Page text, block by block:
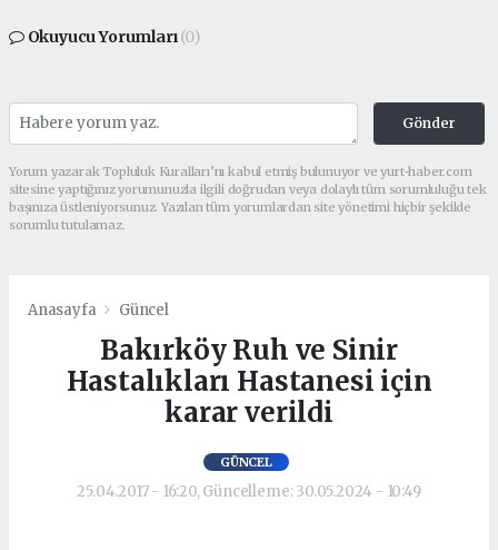
Okuyucu Yorumları(0)
Gönder
Yorum yazarak Topluluk Kuralları’nı kabul etmiş bulunuyor ve yurt-haber.com
sitesine yaptığınız yorumunuzla ilgili doğrudan veya dolaylı tüm sorumluluğu tek
başınıza üstleniyorsunuz. Yazılan tüm yorumlardan site yönetimi hiçbir şekilde
sorumlu tutulamaz.
Anasayfa Güncel
Bakırköy Ruh ve Sinir
Hastalıkları Hastanesi için
karar verildi
GÜNCEL
25.04.2017 - 16:20, Güncelleme: 30.05.2024 - 10:49